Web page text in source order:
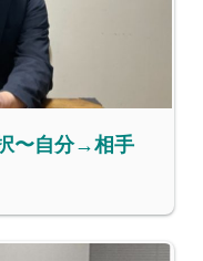
〜自分→相手